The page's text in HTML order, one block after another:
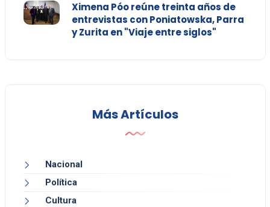
Ximena Póo reúne treinta años de
entrevistas con Poniatowska, Parra
y Zurita en "Viaje entre siglos"
Más Artículos
Nacional
Política
Cultura